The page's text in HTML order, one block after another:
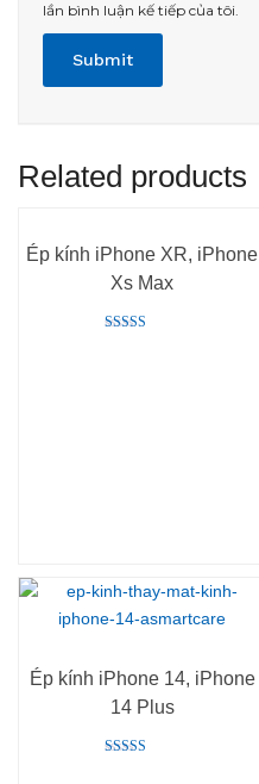
lần bình luận kế tiếp của tôi.
Related products
Ép kính iPhone XR, iPhone
Xs Max
Ép kính iPhone 14, iPhone
14 Plus